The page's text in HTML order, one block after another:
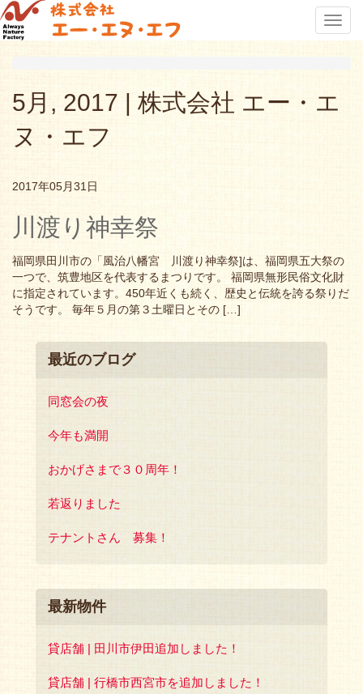
5月, 2017 | 株式会社 エー・エ
ヌ・エフ
2017年05月31日
川渡り神幸祭
福岡県田川市の「風治八幡宮 川渡り神幸祭]は、福岡県五大祭の
一つで、筑豊地区を代表するまつりです。 福岡県無形民俗文化財
に指定されています。450年近くも続く、歴史と伝統を誇る祭りだ
そうです。 毎年５月の第３土曜日とその […]
最近のブログ
同窓会の夜
今年も満開
おかげさまで３０周年！
若返りました
テナントさん 募集！
最新物件
貸店舗 | 田川市伊田追加しました！
貸店舗 | 行橋市西宮市を追加しました！